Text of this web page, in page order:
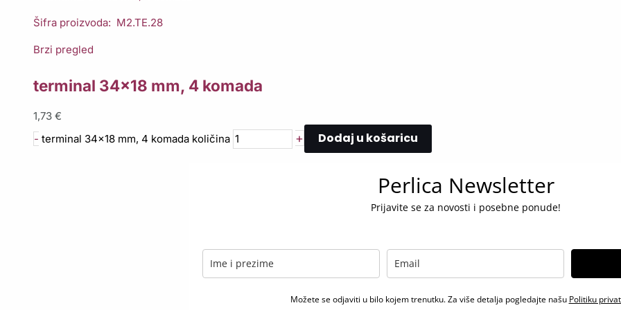
Šifra proizvoda: M2.TE.28
Brzi pregled
terminal 34×18 mm, 4 komada
1,73 €
- terminal 34x18 mm, 4 komada količina + Dodaj u košaricu
Perlica Newsletter
Prijavite se za novosti i posebne ponude!
Možete se odjaviti u bilo kojem trenutku. Za više detalja pogledajte našu Politiku